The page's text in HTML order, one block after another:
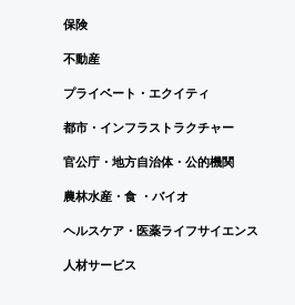
保険
不動産
プライベート・エクイティ
都市・インフラストラクチャー
官公庁・地方自治体・公的機関
農林水産・食 ・バイオ
ヘルスケア・医薬ライフサイエンス
人材サービス